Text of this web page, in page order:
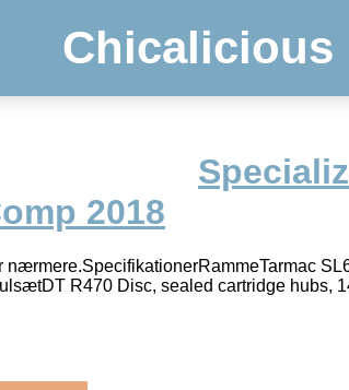
Chicalicious
2018
R470 Disc, sealed cartridge hubs,